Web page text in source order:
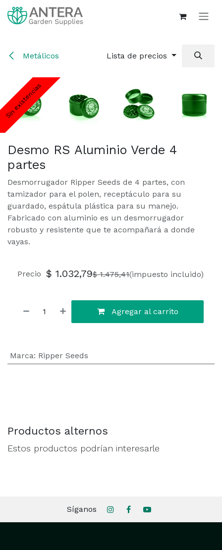
Ir al contenido
Metálicos Lista de precios
Sin existencias
Sin existencias
Sin existencias
Sin existencias
Sin existencias
Desmo RS Aluminio Verde 4
partes
Desmorrugador Ripper Seeds de 4 partes, con
tamizador para el polen, receptáculo para su
guardado, espátula plástica para su manejo.
Fabricado con aluminio es un desmorrugador
robusto y resistente que te acompañará a donde
vayas.
Agregar al carrito
Precio $ 1.032,79$1.475,41(impuesto incluido)
Marca: Ripper Seeds
Productos alternos
Estos productos podrían interesarle
Síganos